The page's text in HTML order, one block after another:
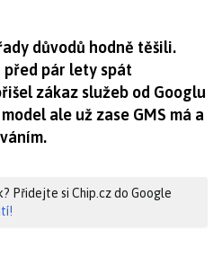
důvodů hodně těšili.
před pár lety spát
zákaz služeb od Googlu
ale už zase GMS má a
Přidejte si Chip.cz do Google